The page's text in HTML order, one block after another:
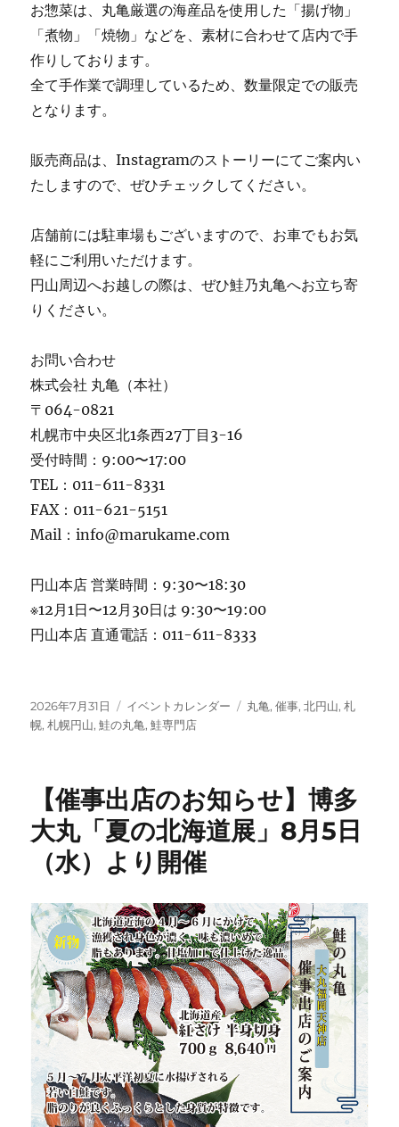
お惣菜は、丸亀厳選の海産品を使用した「揚げ物」
「煮物」「焼物」などを、素材に合わせて店内で手
作りしております。
全て手作業で調理しているため、数量限定での販売
となります。
販売商品は、Instagramのストーリーにてご案内い
たしますので、ぜひチェックしてください。
店舗前には駐車場もございますので、お車でもお気
軽にご利用いただけます。
円山周辺へお越しの際は、ぜひ鮭乃丸亀へお立ち寄
りください。
お問い合わせ
株式会社 丸亀（本社）
〒064-0821
札幌市中央区北1条西27丁目3-16
受付時間：9:00〜17:00
TEL：011-611-8331
FAX：011-621-5151
Mail：info@marukame.com
円山本店 営業時間：9:30〜18:30
※12月1日〜12月30日は 9:30〜19:00
円山本店 直通電話：011-611-8333
投
稿
2026年7月31日
カ
テ
イベントカレンダー
タ
丸亀,催事,北円山,札
幌,札幌円山,鮭の丸亀,鮭専門店
【催事出店のお知らせ】博多
大丸「夏の北海道展」8月5日
（水）より開催